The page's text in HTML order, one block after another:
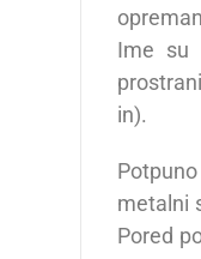
Ime su
in).
metalni
Pored